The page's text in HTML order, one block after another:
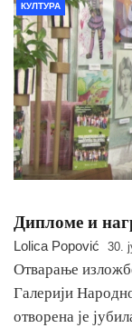
КУЛТУРА
Дипломе и
Lolica Popović 30.
Отварање
Галерији
отворена је